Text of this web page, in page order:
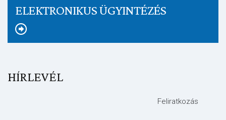
ELEKTRONIKUS ÜGYINTÉZÉS
HÍRLEVÉL
Feliratkozás